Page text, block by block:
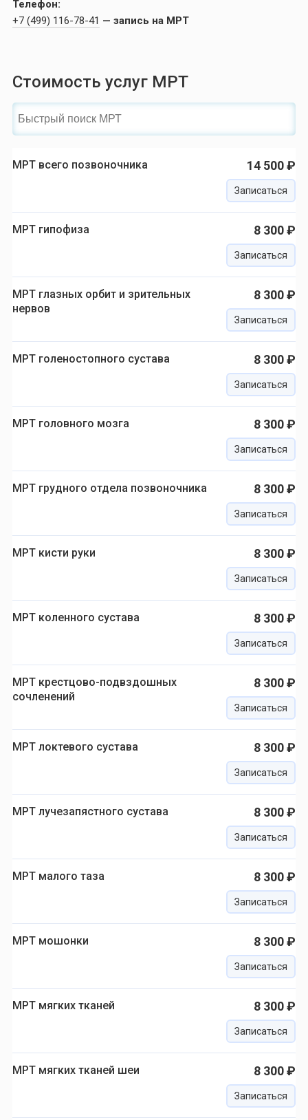
Телефон:
+7 (499) 116-78-41 — запись на МРТ
Стоимость услуг МРТ
МРТ всего позвоночника 14 500 ₽
Записаться
МРТ гипофиза 8 300 ₽
Записаться
МРТ глазных орбит и зрительных
нервов
8 300 ₽
Записаться
МРТ голеностопного сустава 8 300 ₽
Записаться
МРТ головного мозга 8 300 ₽
Записаться
МРТ грудного отдела позвоночника 8 300 ₽
Записаться
МРТ кисти руки 8 300 ₽
Записаться
МРТ коленного сустава 8 300 ₽
Записаться
МРТ крестцово-подвздошных
сочленений
8 300 ₽
Записаться
МРТ локтевого сустава 8 300 ₽
Записаться
МРТ лучезапястного сустава 8 300 ₽
Записаться
МРТ малого таза 8 300 ₽
Записаться
МРТ мошонки 8 300 ₽
Записаться
МРТ мягких тканей 8 300 ₽
Записаться
МРТ мягких тканей шеи 8 300 ₽
Записаться